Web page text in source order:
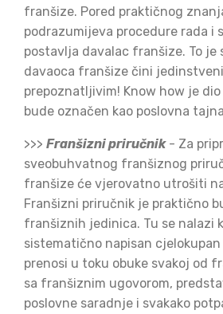
franšize. Pored praktičnog
podrazumijeva procedure rada i
postavlja davalac franšize. To je
davaoca franšize čini
prepoznatljivim! Know how je
bude označen kao poslovna
>>> Franšizni priručnik- Za
sveobuhvatnog franšiznog
franšize će vjerovatno utrošiti
Franšizni priručnik je praktično
franšiznih jedinica. Tu se nalazi
sistematično napisan
prenosi u toku obuke svakoj od
sa franšiznim ugovorom,
poslovne saradnje i svakako